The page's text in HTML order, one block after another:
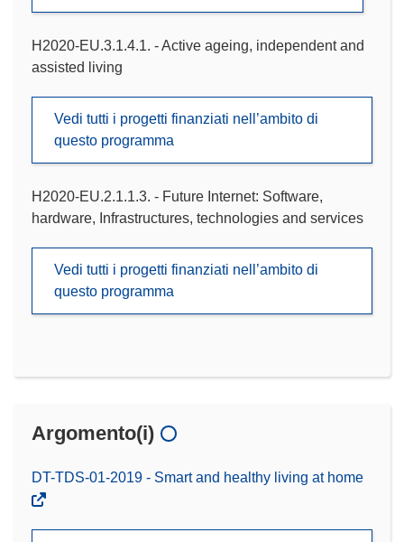
H2020-EU.3.1.4.1. - Active ageing, independent and
assisted living
Vedi tutti i progetti finanziati nell’ambito di
questo programma
H2020-EU.2.1.1.3. - Future Internet: Software,
hardware, Infrastructures, technologies and services
Vedi tutti i progetti finanziati nell’ambito di
questo programma
Argomento(i)
DT-TDS-01-2019 - Smart and healthy living at home